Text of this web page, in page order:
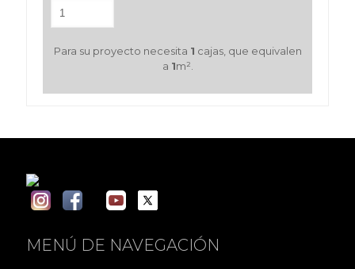
Para su proyecto necesita 1 cajas, que equivalen
a 1m².
MENÚ DE NAVEGACIÓN